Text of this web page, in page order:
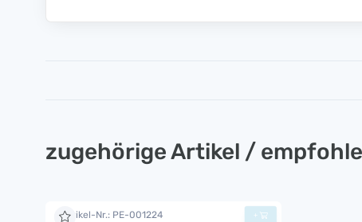
zugehörige Artikel /
Artikel-Nr.: PE-001224 +